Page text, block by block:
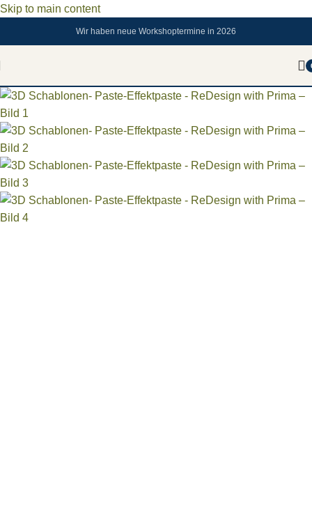
Skip to main content
Wir haben neue Workshoptermine in 2026